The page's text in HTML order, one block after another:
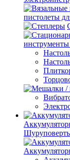
пистолеты